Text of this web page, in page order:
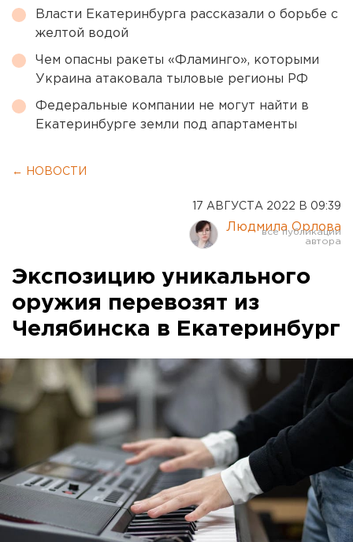
Власти Екатеринбурга рассказали о борьбе с
желтой водой
Чем опасны ракеты «Фламинго», которыми
Украина атаковала тыловые регионы РФ
Федеральные компании не могут найти в
Екатеринбурге земли под апартаменты
← НОВОСТИ
17 АВГУСТА 2022 В 09:39
Людмила Орлова
Экспозицию уникального
оружия перевозят из
Челябинска в Екатеринбург